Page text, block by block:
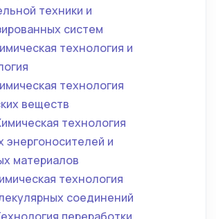
техники и
систем
технология и
технология
веществ
технология
энергоносителей и
материалов
технология
соединений